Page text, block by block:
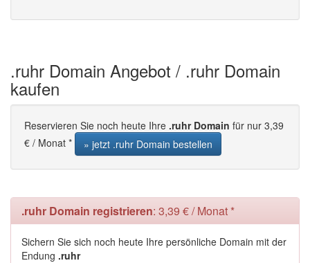
.ruhr Domain Angebot / .ruhr Domain
kaufen
Reservieren Sie noch heute Ihre .ruhr Domain für nur 3,39
€ / Monat *
» jetzt .ruhr Domain bestellen
.ruhr Domain registrieren: 3,39 € / Monat *
Sichern Sie sich noch heute Ihre persönliche Domain mit der
Endung .ruhr